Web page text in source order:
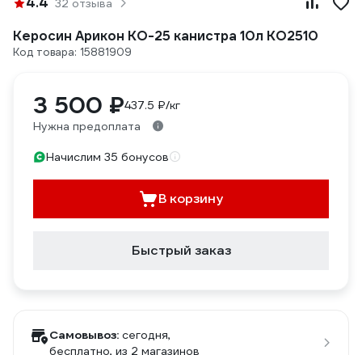
32 отзыва
Керосин Арикон КО-25 канистра 10л KO2510
Код товара: 15881909
3 500 ₽437.5 ₽/кг
Нужна предоплата
Начислим 35 бонусов
В корзину
Быстрый заказ
Самовывоз: сегодня,
бесплатно, из 2 магазинов